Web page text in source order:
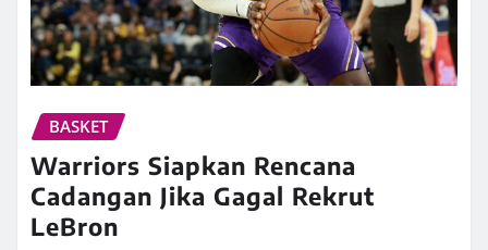
BASKET
Warriors Siapkan Rencana
Cadangan Jika Gagal Rekrut
LeBron